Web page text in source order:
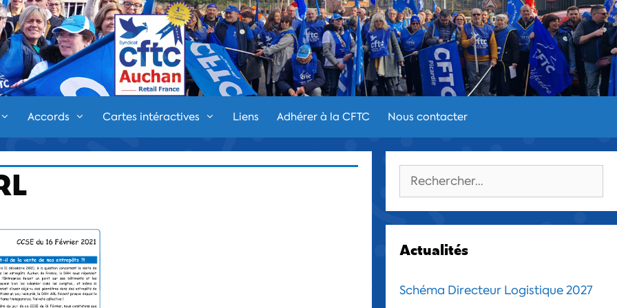
Accords Cartes intéractives Liens Adhérer à la CFTC Nous contacter
Rechercher :
Actualités
Schéma Directeur Logistique 2027